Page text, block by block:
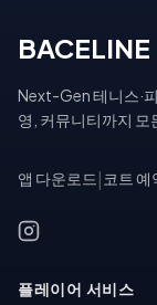
BACELINE
Next-Gen 테니스·
영, 커뮤니티까지 모
앱 다운로드 코트 예
플레이어 서비스